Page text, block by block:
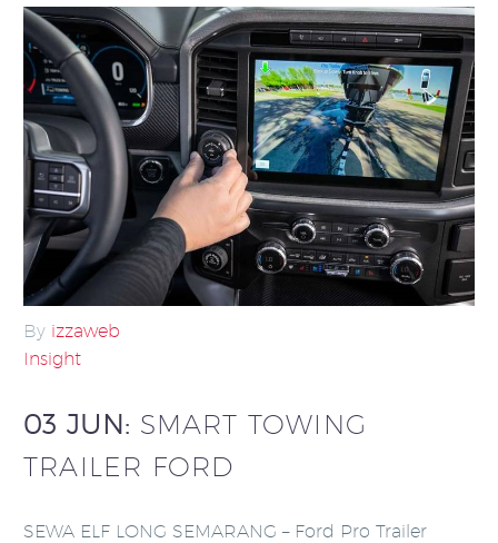
By izzaweb
Insight
03 JUN: SMART TOWING
TRAILER FORD
SEWA ELF LONG SEMARANG – Ford Pro Trailer